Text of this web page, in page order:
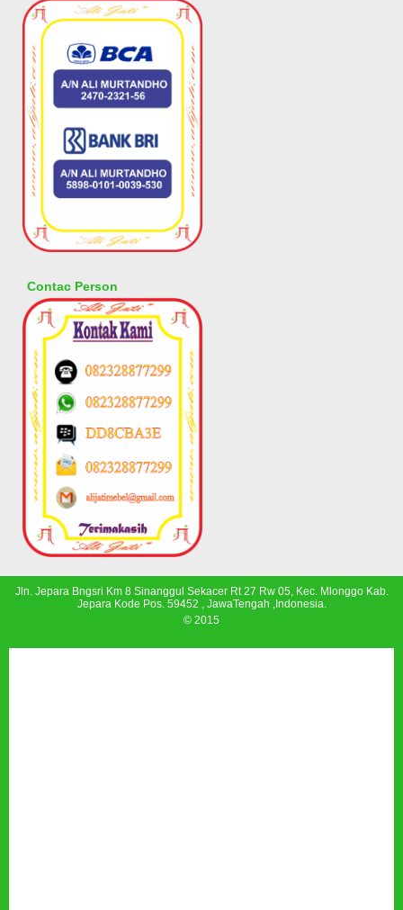
Contac Person
Jln. Jepara Bngsri Km 8 Sinanggul Sekacer Rt 27 Rw 05, Kec. Mlonggo Kab.
Jepara Kode Pos. 59452 , JawaTengah ,Indonesia.
© 2015